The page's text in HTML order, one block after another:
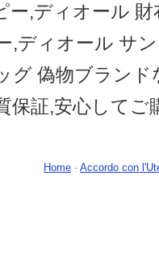
ー,ディオール
,ディオール サ
グ 偽物ブラン
保証,安心してご
Home - Accordo con